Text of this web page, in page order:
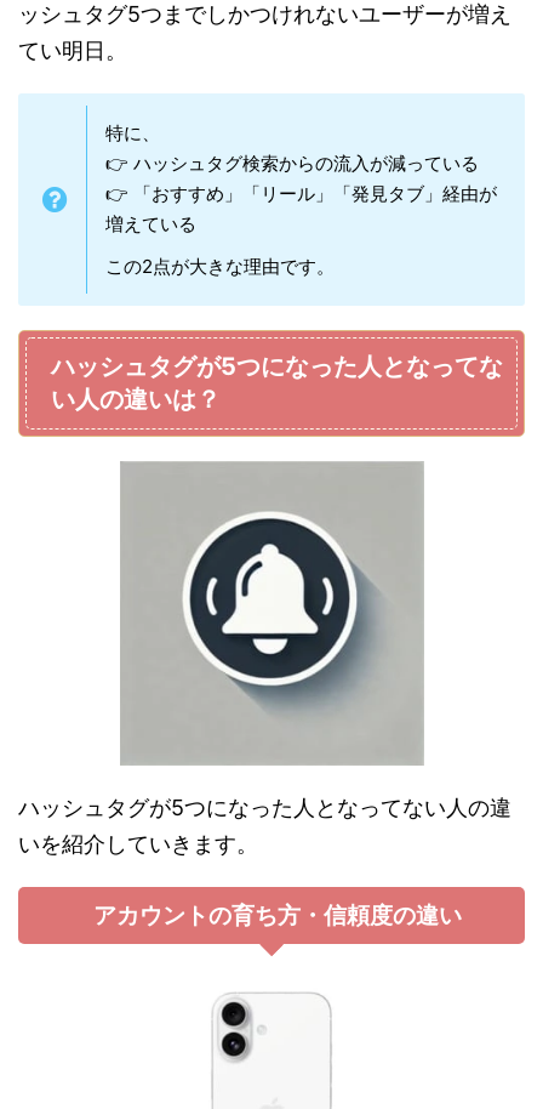
ッシュタグ5つまでしかつけれないユーザーが増え
てい明日。
特に、
👉 ハッシュタグ検索からの流入が減っている
👉 「おすすめ」「リール」「発見タブ」経由が
増えている
この2点が大きな理由です。
ハッシュタグが5つになった人となってな
い人の違いは？
ハッシュタグが5つになった人となってない人の違
いを紹介していきます。
アカウントの育ち方・信頼度の違い